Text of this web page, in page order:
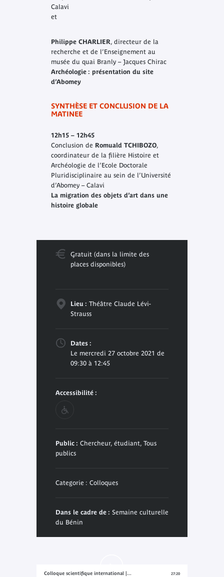
Calavi
et
Philippe CHARLIER, directeur de la
recherche et de l’Enseignement au
musée du quai Branly – Jacques Chirac
Archéologie : présentation du site
d’Abomey
SYNTHÈSE ET CONCLUSION DE LA
MATINEE
12h15 – 12h45
Conclusion de Romuald TCHIBOZO,
coordinateur de la filière Histoire et
Archéologie de l’Ecole Doctorale
Pluridisciplinaire au sein de l’Université
d’Abomey – Calavi
La migration des objets d’art dans une
histoire globale
Gratuit (dans la limite des
places disponibles)
Lieu : Théâtre Claude Lévi-
Strauss
Dates :
Le mercredi 27 octobre 2021 de
09:30 à 12:45
Accessibilité :
Public : Chercheur, étudiant, Tous
publics
Categorie : Colloques
Dans le cadre de : Semaine culturelle
du Bénin
Colloque scientifique international |...
27:20